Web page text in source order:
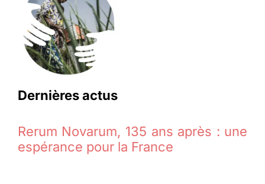
Dernières actus
Rerum Novarum, 135 ans après : une
espérance pour la France